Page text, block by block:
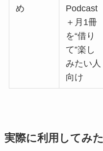
め
Podcast
＋月1冊
を“借り
て”楽し
みたい人
向け
実際に利用してみた